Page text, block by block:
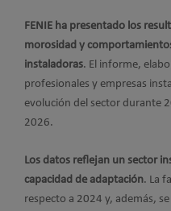
FENIE ha presentado los
morosidad y
instaladoras. El informe,
profesionales y empresas
evolución del sector durante
2026.
Los datos reflejan un sector
capacidad de adaptación. La
respecto a 2024 y, además,